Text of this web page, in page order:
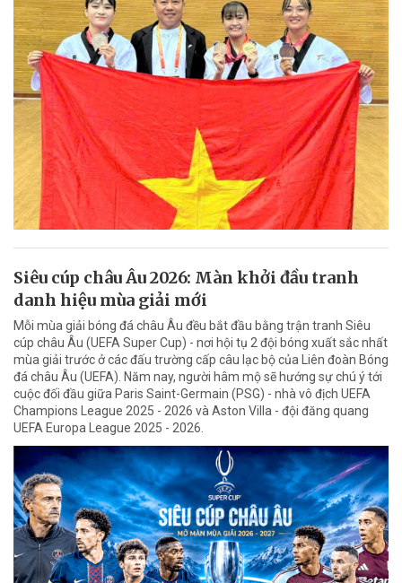
Siêu cúp châu Âu 2026: Màn khởi đầu tranh
danh hiệu mùa giải mới
Mỗi mùa giải bóng đá châu Âu đều bắt đầu bằng trận tranh Siêu
cúp châu Âu (UEFA Super Cup) - nơi hội tụ 2 đội bóng xuất sắc nhất
mùa giải trước ở các đấu trường cấp câu lạc bộ của Liên đoàn Bóng
đá châu Âu (UEFA). Năm nay, người hâm mộ sẽ hướng sự chú ý tới
cuộc đối đầu giữa Paris Saint-Germain (PSG) - nhà vô địch UEFA
Champions League 2025 - 2026 và Aston Villa - đội đăng quang
UEFA Europa League 2025 - 2026.